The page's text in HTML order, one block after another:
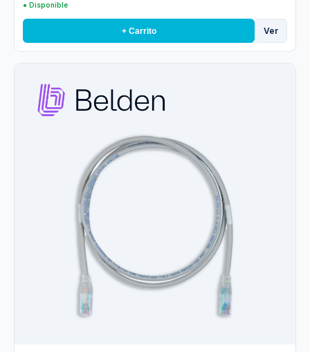
● Disponible
+ Carrito Ver